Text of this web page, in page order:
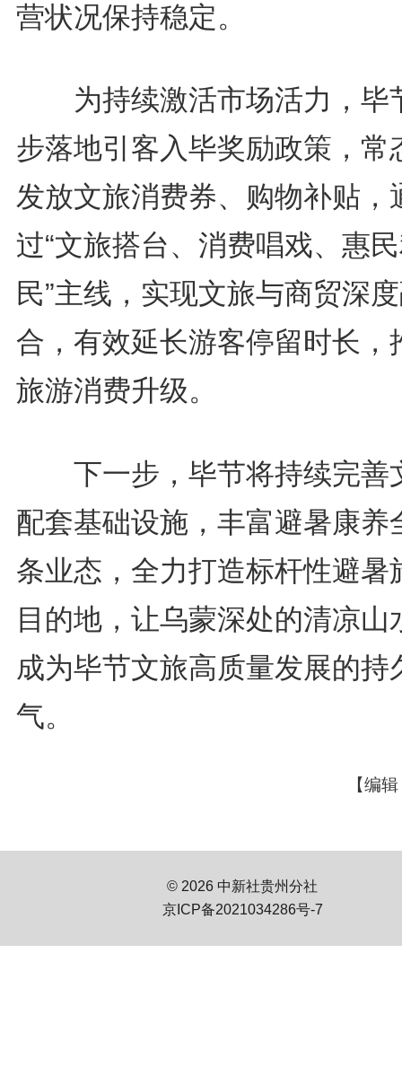
营状况保持稳定。
为持续激活市场活力，毕
步落地引客入毕奖励政策，常
发放文旅消费券、购物补贴，
过“文旅搭台、消费唱戏、惠
民”主线，实现文旅与商贸深
合，有效延长游客停留时长，
旅游消费升级。
下一步，毕节将持续完善
配套基础设施，丰富避暑康养
条业态，全力打造标杆性避暑
目的地，让乌蒙深处的清凉山
成为毕节文旅高质量发展的持
气。
【编
© 2026 中新社贵州分社
京ICP备2021034286号-7